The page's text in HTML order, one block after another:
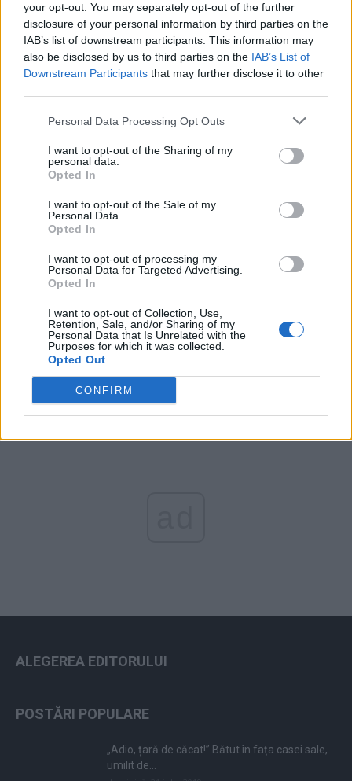
your opt-out. You may separately opt-out of the further
disclosure of your personal information by third parties on the
IAB’s list of downstream participants. This information may
also be disclosed by us to third parties on the IAB’s List of
Downstream Participants that may further disclose it to other
Personal Data Processing Opt Outs
I want to opt-out of the Sharing of my
personal data.
Opted In
I want to opt-out of the Sale of my
Personal Data.
Opted In
I want to opt-out of processing my
Personal Data for Targeted Advertising.
Opted In
I want to opt-out of Collection, Use,
Retention, Sale, and/or Sharing of my
Personal Data that Is Unrelated with the
Purposes for which it was collected.
Opted Out
CONFIRM
POT (Gavrilă)
PACE (Peia)
Acțiunea Conservatoare (Târziu)
PNCR (Terheș)
Partidul Patrioților (Surugiu)
FAR (Coarnă)
România pe Primul Loc (Ponta)
Arată rezultatele
Arhiva sondajelor
ALEGEREA EDITORULUI
POSTĂRI POPULARE
„Adio, țară de căcat!” Bătut în fața casei sale,
umilit de...